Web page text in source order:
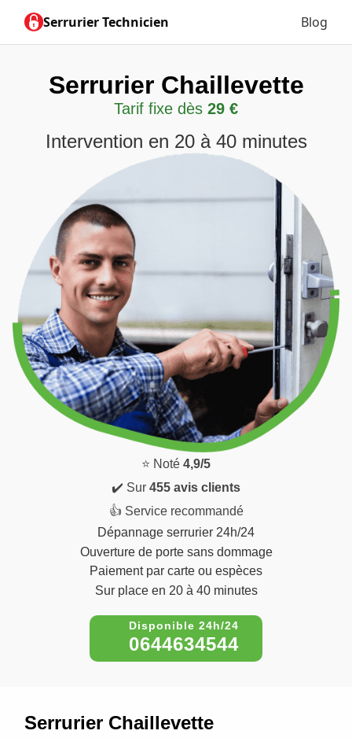
Serrurier Technicien Blog
Serrurier Chaillevette
Tarif fixe dès 29 €
Intervention en 20 à 40 minutes
⭐ Noté 4,9/5
✔️ Sur 455 avis clients
👍 Service recommandé
Dépannage serrurier 24h/24
Ouverture de porte sans dommage
Paiement par carte ou espèces
Sur place en 20 à 40 minutes
0644634544
Serrurier Chaillevette